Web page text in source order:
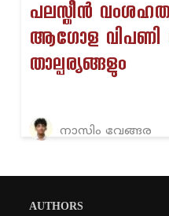
പലസ്തീൻ
ആഗോള വിപണി
താല്പര്യങ്ങളും
നാസിം വേങ്ങര
AUTHORS